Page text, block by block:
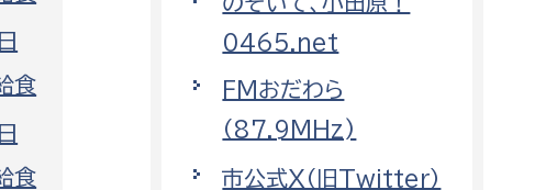
ター
ター
管理課
用度課
消防
消防総務課
予防課
警防計画課
食
食
0465.net
FMおだわら
（87.9MHz)
市公式X（旧Twitter）